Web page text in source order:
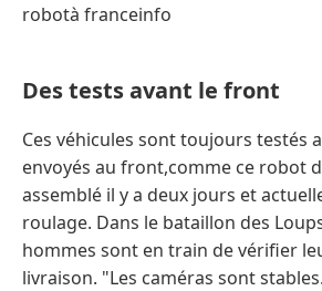
robotà franceinfo
Des tests avant le front
Ces véhicules sont toujours testés
envoyés au front,comme ce robot
assemblé il y a deux jours et
roulage. Dans le bataillon des
hommes sont en train de vérifier
livraison. "Les caméras sont